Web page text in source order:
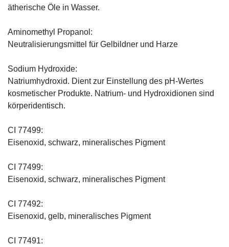
ätherische Öle in Wasser.
Aminomethyl Propanol:
Neutralisierungsmittel für Gelbildner und Harze
Sodium Hydroxide:
Natriumhydroxid. Dient zur Einstellung des pH-Wertes
kosmetischer Produkte. Natrium- und Hydroxidionen sind
körperidentisch.
CI 77499:
Eisenoxid, schwarz, mineralisches Pigment
CI 77499:
Eisenoxid, schwarz, mineralisches Pigment
CI 77492:
Eisenoxid, gelb, mineralisches Pigment
CI 77491: